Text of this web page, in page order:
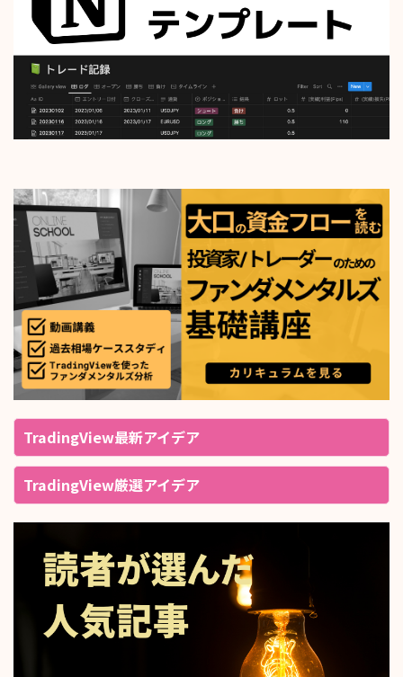
TradingView最新アイデア
TradingView厳選アイデア